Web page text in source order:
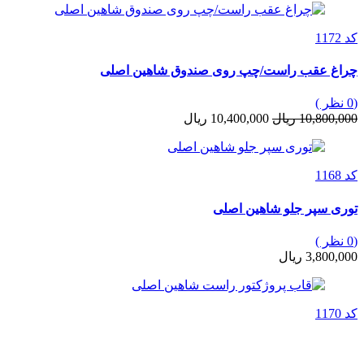
کد 1172
چراغ عقب راست/چپ روی صندوق شاهین اصلی
(0 نظر )
10,800,000 ریال
10,400,000 ریال
کد 1168
توری سپر جلو شاهین اصلی
(0 نظر )
3,800,000 ریال
کد 1170